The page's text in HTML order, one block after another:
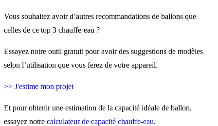
Vous souhaitez avoir d’autres recommandations de ballons que
celles de ce top 3 chauffe-eau ?
Essayez notre outil gratuit pour avoir des suggestions de modèles
selon l’utilisation que vous ferez de votre appareil.
>> J'estime mon projet
Et pour obtenir une estimation de la capacité idéale de ballon,
essayez notre calculateur de capacité chauffe-eau.